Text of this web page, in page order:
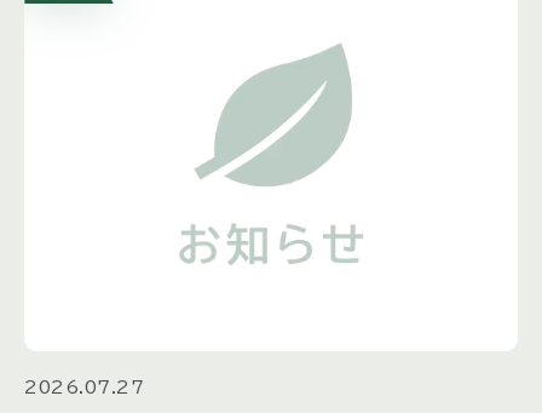
2026.07.27